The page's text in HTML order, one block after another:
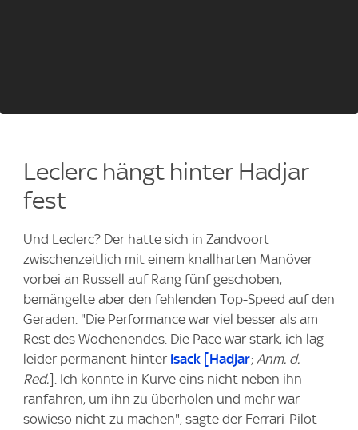
Leclerc hängt hinter Hadjar
fest
Und Leclerc? Der hatte sich in Zandvoort
zwischenzeitlich mit einem knallharten Manöver
vorbei an Russell auf Rang fünf geschoben,
bemängelte aber den fehlenden Top-Speed auf den
Geraden. "Die Performance war viel besser als am
Rest des Wochenendes. Die Pace war stark, ich lag
leider permanent hinter Isack [Hadjar; Anm. d.
Red.]. Ich konnte in Kurve eins nicht neben ihn
ranfahren, um ihn zu überholen und mehr war
sowieso nicht zu machen", sagte der Ferrari-Pilot